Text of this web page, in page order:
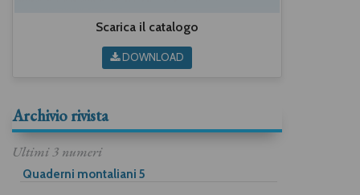
Scarica il catalogo
DOWNLOAD
Archivio rivista
Ultimi 3 numeri
Quaderni montaliani 5